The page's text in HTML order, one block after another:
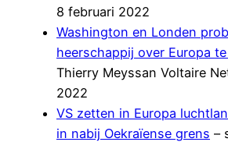
8 februari 2022
Washington en Londen
heerschappij over Europa
Thierry Meyssan Voltaire
2022
VS zetten in Europa
in nabij Oekraïense grens –